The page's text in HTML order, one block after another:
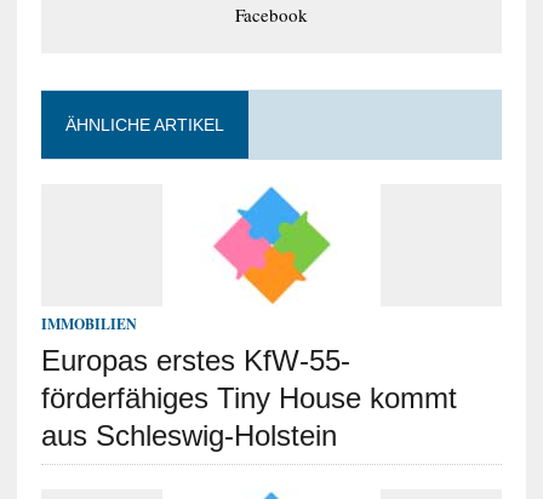
Facebook
ÄHNLICHE ARTIKEL
IMMOBILIEN
Europas erstes KfW-55-
förderfähiges Tiny House kommt
aus Schleswig-Holstein